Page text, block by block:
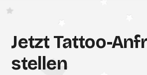
Jetzt Tattoo-
stellen